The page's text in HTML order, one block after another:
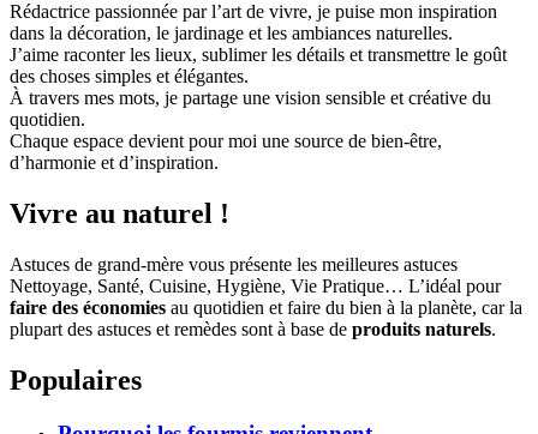
Rédactrice passionnée par l’art de vivre, je puise mon inspiration
dans la décoration, le jardinage et les ambiances naturelles.
J’aime raconter les lieux, sublimer les détails et transmettre le goût
des choses simples et élégantes.
À travers mes mots, je partage une vision sensible et créative du
quotidien.
Chaque espace devient pour moi une source de bien-être,
d’harmonie et d’inspiration.
Vivre au naturel !
Astuces de grand-mère vous présente les meilleures astuces
Nettoyage, Santé, Cuisine, Hygiène, Vie Pratique… L’idéal pour
faire des économies au quotidien et faire du bien à la planète, car la
plupart des astuces et remèdes sont à base de produits naturels.
Populaires